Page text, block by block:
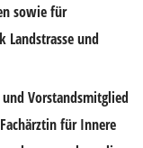
sowie für
und
Vorstandsmitglied
für Innere